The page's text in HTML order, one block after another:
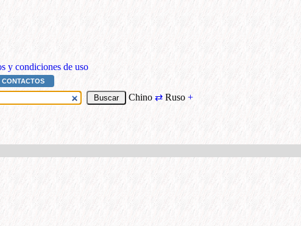
y condiciones de uso
CONTACTOS
Chino⇄ Ruso +